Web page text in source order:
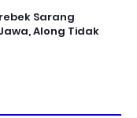
Sarang
Along Tidak